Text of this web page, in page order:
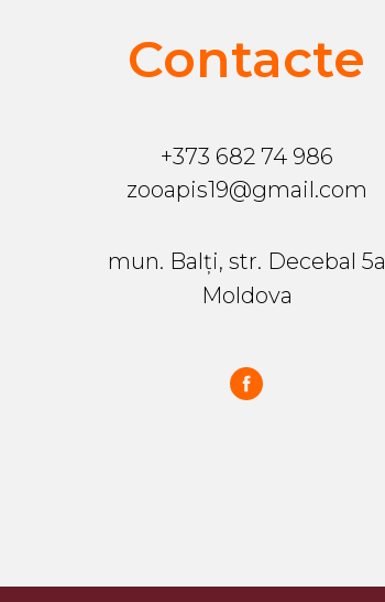
Contacte
+373 682 74 986
zooapis19@gmail.com
mun. Balți, str. Decebal 5a
Moldova